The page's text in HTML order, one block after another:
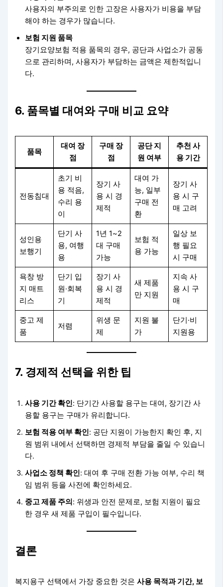
사용자의 부주의로 인한 고장은 사용자가 비용을 부담
해야 하는 경우가 많습니다.
보험 지원 품목
장기요양보험 적용 품목의 경우, 공단과 사업소가 공동
으로 관리하며, 사용자가 부담하는 금액은 제한적입니
다.
6. 품목별 대여와 구매 비교 요약
품목
대여 장
점
구매 장
점
공단 지
원 여부
추천 사
용 기간
전동침대
초기 비
용 적음,
수리 용
이
장기 사
용 시 경
제적
대여 가
능, 일부
구매 전
환
장기 사
용 시 구
매 고려
성인용
보행기
단기 사
용, 여행
용
1년 1~2
대 구매
가능
보험 적
용 가능
일상 보
행 필요
시 구매
욕창 방
지 매트
리스
단기 입
원·회복
기
장기 사
용 시 경
제적
새 제품
만 지원
지속 사
용 시 구
매
중고 제
품
저렴
위생 문
제
지원 불
가
단기·비
지원용
7. 경제적 선택을 위한 팁
사용 기간 확인: 단기간 사용할 용구는 대여, 장기간 사
용할 용구는 구매가 유리합니다.
보험 적용 여부 확인: 공단 지원이 가능한지 확인 후, 지
원 범위 내에서 선택하면 경제적 부담을 줄일 수 있습니
다.
사업소 정책 확인: 대여 후 구매 전환 가능 여부, 수리 책
임 범위 등을 사전에 확인하세요.
중고 제품 주의: 위생과 안전 문제로, 보험 지원이 필요
한 경우 새 제품 구입이 필수입니다.
결론
복지용구 선택에서 가장 중요한 것은사용 목적과 기간, 보